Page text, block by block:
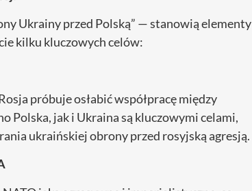
Ukrainy przed Polską” — stanowią elementy
kilku kluczowych celów:
próbuje osłabić współpracę między
Polska, jak i Ukraina są kluczowymi celami,
ukraińskiej obrony przed rosyjską agresją.